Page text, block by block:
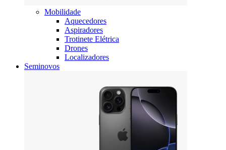
Mobilidade
Aquecedores
Aspiradores
Trotinete Elétrica
Drones
Localizadores
Seminovos